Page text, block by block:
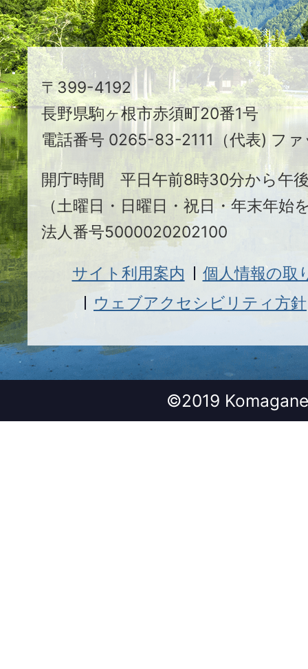
ま
ち
駒
ヶ
根
市
〒399-4192
長野県駒ヶ根市赤須町20番1号
電話番号 0265-83-2111（代表) フ
開庁時間 平日午前8時30分から午
（土曜日・日曜日・祝日・年末年始
法人番号5000020202100
サイト利用案内
個人情報の取
ウェブアクセシビリティ方針
©2019